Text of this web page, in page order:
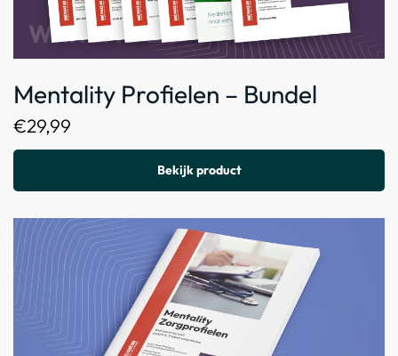
Mentality Profielen – Bundel
€29,99
Bekijk product